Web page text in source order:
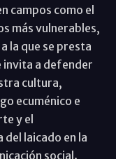
campos como el
más vulnerables,
la que se presta
invita a defender
cultura,
ecuménico e
y el
del laicado en la
social.